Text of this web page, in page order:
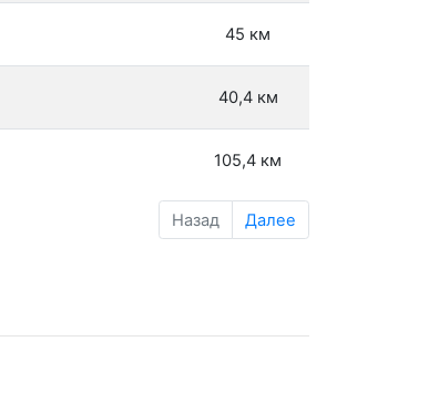
45 км
40,4 км
105,4 км
Назад Далее